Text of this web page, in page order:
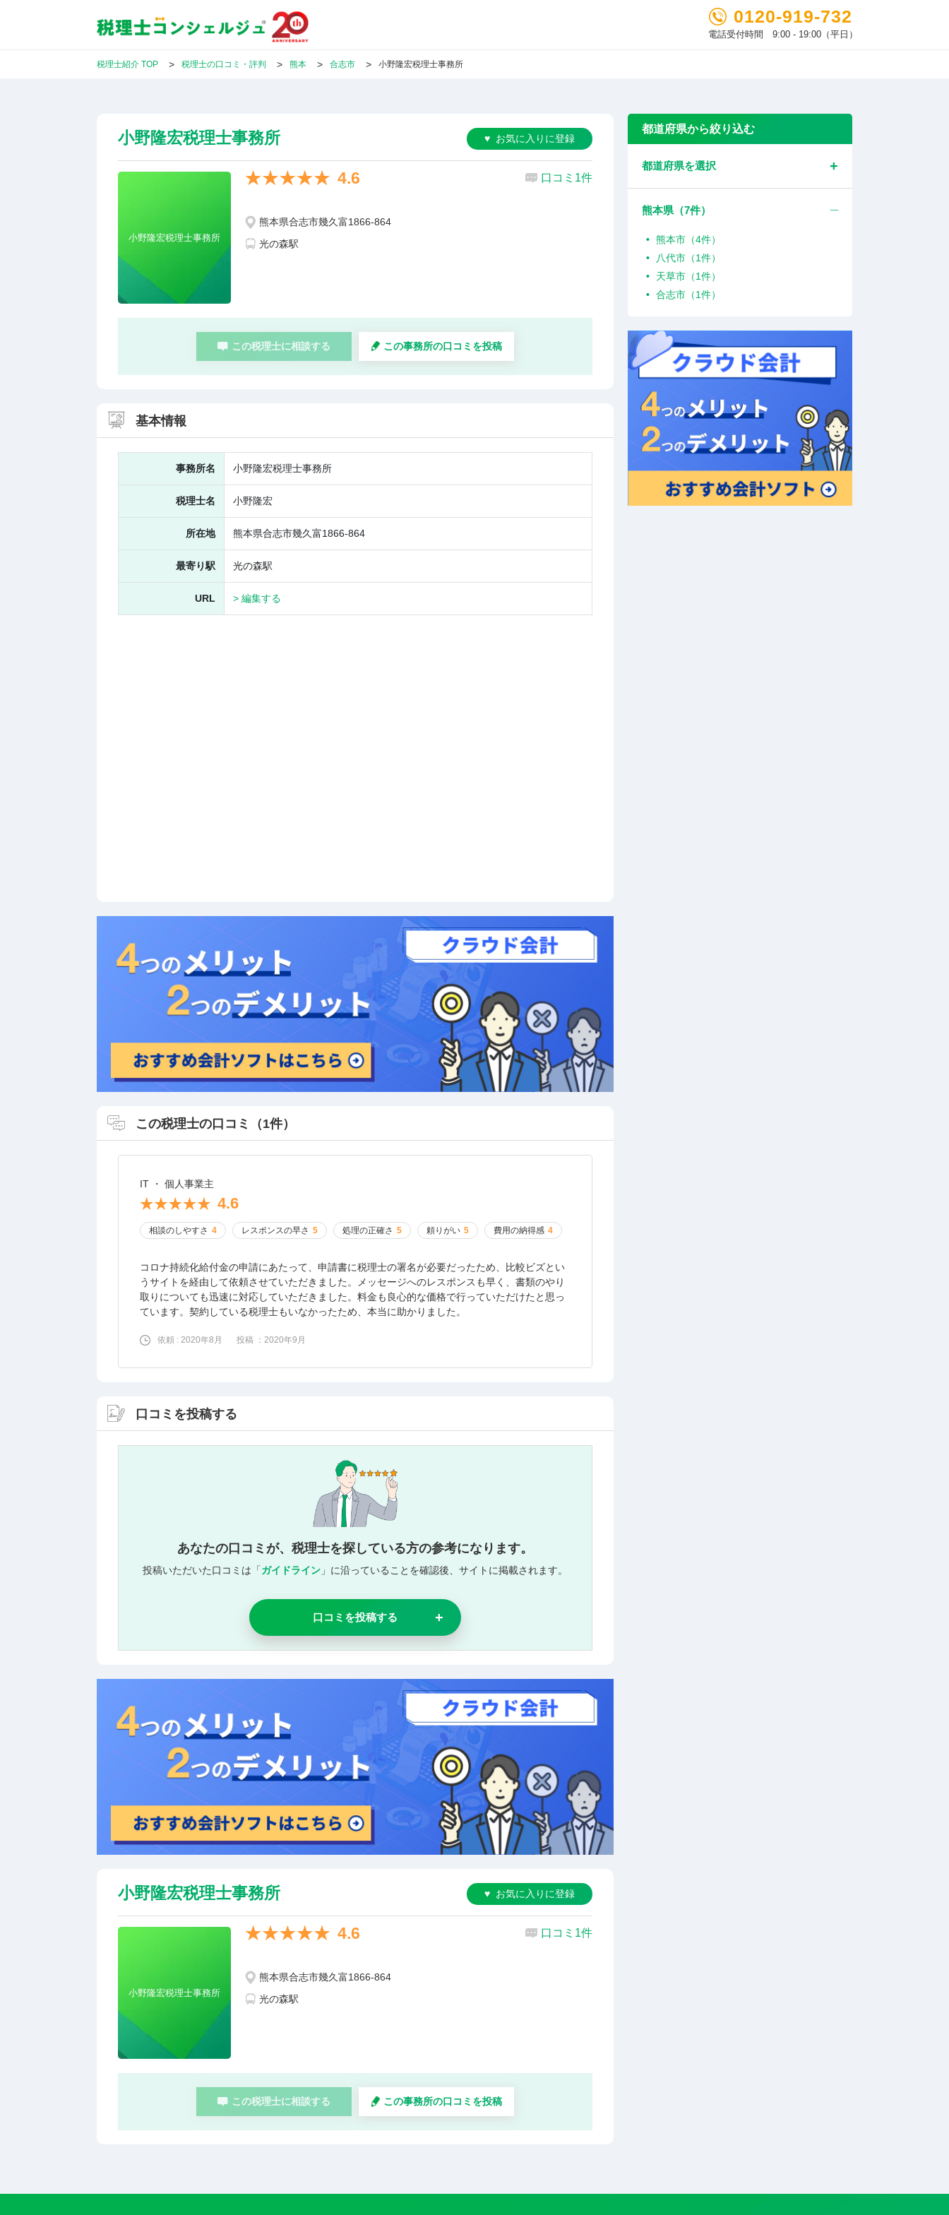
0120-919-732
電話受付時間 9:00 - 19:00（平日）
税理士紹介 TOP 税理士の口コミ・評判 熊本 合志市 小野隆宏税理士事務所
小野隆宏税理士事務所 お気に入りに登録
小野隆宏税理士事務所
4.6 口コミ1件
熊本県合志市幾久富1866-864
光の森駅
この税理士に相談する この事務所の口コミを投稿
基本情報
事務所名 小野隆宏税理士事務所
税理士名 小野隆宏
所在地 熊本県合志市幾久富1866-864
最寄り駅 光の森駅
URL > 編集する
この税理士の口コミ（1件）
IT ・ 個人事業主
4.6
相談のしやすさ 4 レスポンスの早さ 5 処理の正確さ 5 頼りがい 5 費用の納得感 4
コロナ持続化給付金の申請にあたって、申請書に税理士の署名が必要だったため、比較ビズとい
うサイトを経由して依頼させていただきました。メッセージへのレスポンスも早く、書類のやり
取りについても迅速に対応していただきました。料金も良心的な価格で行っていただけたと思っ
ています。契約している税理士もいなかったため、本当に助かりました。
依頼 : 2020年8月 投稿 ：2020年9月
口コミを投稿する
あなたの口コミが、税理士を探している方の参考になります。
投稿いただいた口コミは「ガイドライン 」に沿っていることを確認後、サイトに掲載されます。
口コミを投稿する
小野隆宏税理士事務所 お気に入りに登録
小野隆宏税理士事務所
4.6 口コミ1件
熊本県合志市幾久富1866-864
光の森駅
この税理士に相談する この事務所の口コミを投稿
都道府県から絞り込む
都道府県を選択
熊本県（7件）
熊本市（4件）
八代市（1件）
天草市（1件）
合志市（1件）